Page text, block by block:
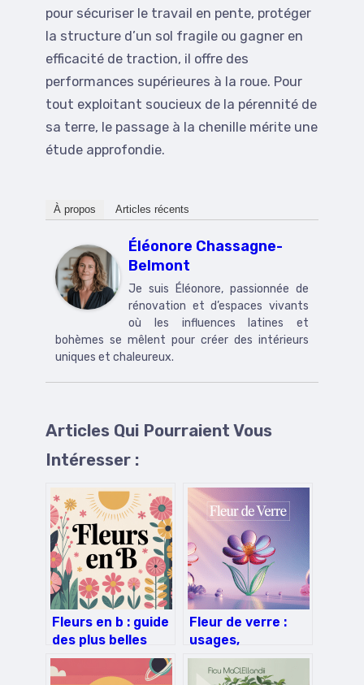
pour sécuriser le travail en pente, protéger
la structure d’un sol fragile ou gagner en
efficacité de traction, il offre des
performances supérieures à la roue. Pour
tout exploitant soucieux de la pérennité de
sa terre, le passage à la chenille mérite une
étude approfondie.
À propos Articles récents
Éléonore Chassagne-
Belmont
Je suis Éléonore, passionnée de
rénovation et d’espaces vivants
où les influences latines et
bohèmes se mêlent pour créer des intérieurs
uniques et chaleureux.
Articles Qui Pourraient Vous
Intéresser :
Fleurs en b : guide
des plus belles
variétés à
connaître
Fleur de verre :
usages,
symbolique et
idées déco pour